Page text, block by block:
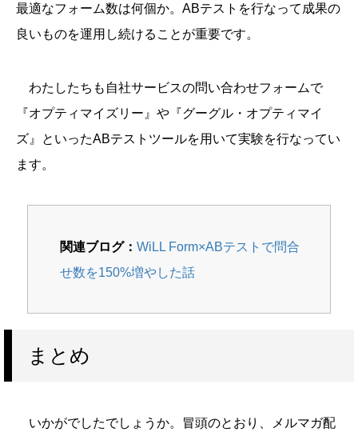
最適なフォーム数は何個か。ABテストを行なって成果の
良いものを運用し続けることが重要です。
わたしたちも自社サービスの問い合わせフォームで
『オプティマイズリー』や『グーグル・オプティマイ
ズ』といったABテストツールを用いて実験を行なってい
ます。
関連ブログ： WiLL Form×ABテストで問合
せ数を150%増やした話
まとめ
いかがでしたでしょうか。冒頭のとおり、メルマガ配